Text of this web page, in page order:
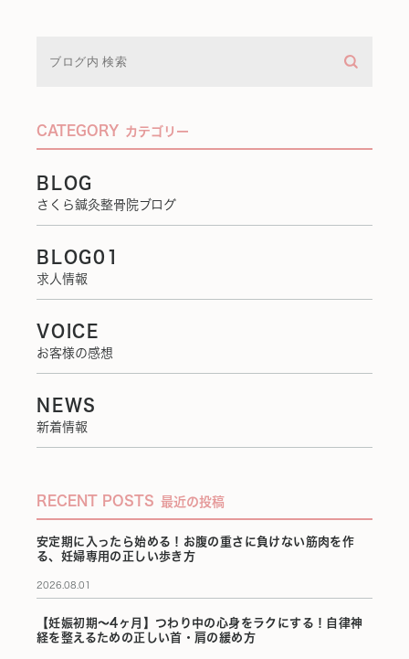
CATEGORY カテゴリー
BLOG
さくら鍼灸整骨院ブログ
BLOG01
求人情報
VOICE
お客様の感想
NEWS
新着情報
RECENT POSTS 最近の投稿
安定期に入ったら始める！お腹の重さに負けない筋肉を作
る、妊婦専用の正しい歩き方
2026.08.01
【妊娠初期〜4ヶ月】つわり中の心身をラクにする！自律神
経を整えるための正しい首・肩の緩め方